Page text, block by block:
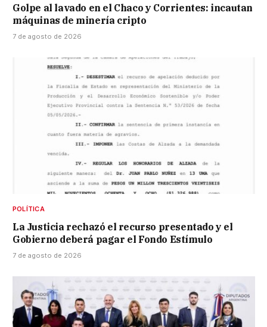
Golpe al lavado en el Chaco y Corrientes: incautan
máquinas de minería cripto
7 de agosto de 2026
POLÍTICA
La Justicia rechazó el recurso presentado y el
Gobierno deberá pagar el Fondo Estímulo
7 de agosto de 2026